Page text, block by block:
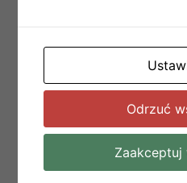
uznanych przez drugą
strona wyraziła
W razie rezygnacji z
umowy Klient
Usługodawcy wydatki
Odrzuć